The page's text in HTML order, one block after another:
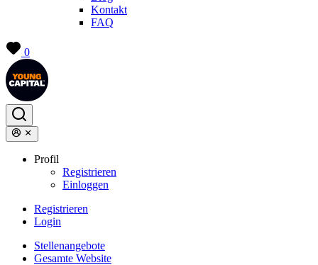
Kontakt
FAQ
0
Profil
Registrieren
Einloggen
Registrieren
Login
Stellenangebote
Gesamte Website